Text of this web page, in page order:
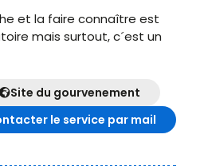
et la faire connaître est
mais surtout, c´est un
Site du gourvenement
le service par mail